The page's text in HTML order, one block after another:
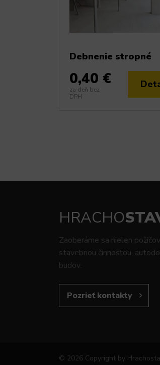
Debnenie stropné
0,40 €
za deň bez
DPH
HRACHO
Zaoberáme sa nielen
stavebnou činnosťou,
budov.
Pozrieť kontakty
© 2026 Copyright by